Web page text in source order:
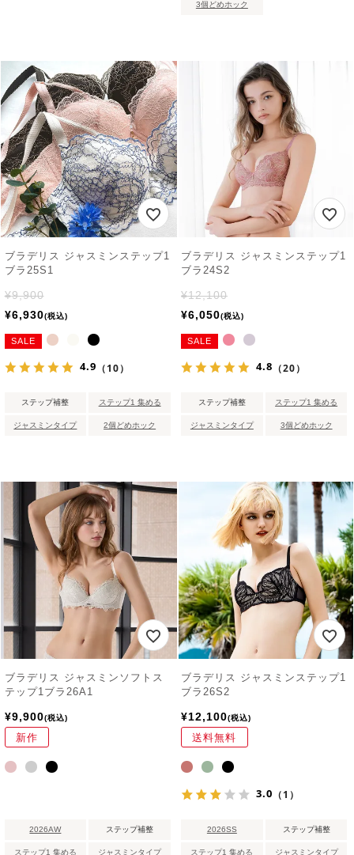
3個どめホック
ブラデリス ジャスミンステップ1
ブラ25S1
¥9,900
¥6,930 税込
SALE
4.9 （10）
ステップ補整 ステップ1 集める
ジャスミンタイプ 2個どめホック
ブラデリス ジャスミンステップ1
ブラ24S2
¥12,100
¥6,050 税込
SALE
4.8 （20）
ステップ補整 ステップ1 集める
ジャスミンタイプ 3個どめホック
ブラデリス ジャスミンソフトス
テップ1ブラ26A1
¥9,900 税込
新作
2026AW ステップ補整
ステップ1 集める ジャスミンタイプ
ブラデリス ジャスミンステップ1
ブラ26S2
¥12,100 税込
送料無料
3.0 （1）
2026SS ステップ補整
ステップ1 集める ジャスミンタイプ